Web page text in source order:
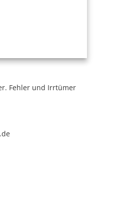
Fehler und Irrtümer